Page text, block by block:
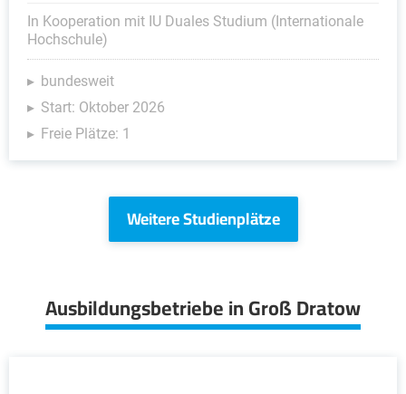
In Kooperation mit IU Duales Studium (Internationale
Hochschule)
bundesweit
Start: Oktober 2026
Freie Plätze: 1
Weitere Studienplätze
Ausbildungsbetriebe in Groß Dratow